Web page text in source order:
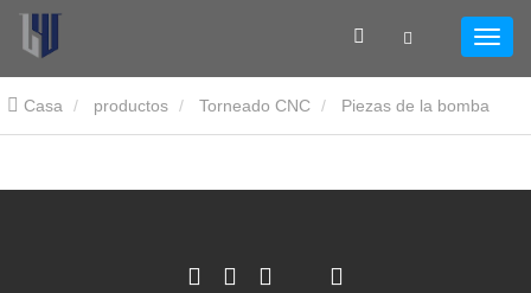
Casa productos Torneado CNC Piezas de la bomba